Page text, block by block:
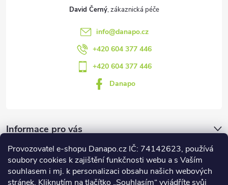
Provozovatel e-shopu Danapo.cz IČ: 74142623, používá
soubory cookies k zajištění funkčnosti webu a s Vaším
souhlasem i mj. k personalizaci obsahu našich webových
stránek. Kliknutím na tlačítko „Souhlasím“ vyjádříte svůj
David Černý
info@danapo.cz
+420 604 377 446
+420 604 377 446
Danapo
Informace pro vás
Dotazník